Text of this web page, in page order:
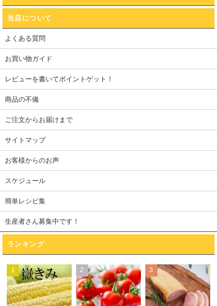
当店について
よくある質問
お買い物ガイド
レビューを書いてポイントゲット！
商品の不備
ご注文からお届けまで
サイトマップ
お客様からのお声
スケジュール
簡単レシピ集
生産者さん募集中です！
ランキング
1 2 3